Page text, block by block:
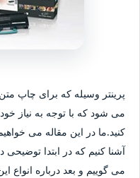
پرینتر وسیله که برای چاپ
می شود که با توجه به نیاز
کنید.ما در این مقاله می
آشنا کنیم که در ابتدا توضیحی
می گوییم و بعد درباره انواع